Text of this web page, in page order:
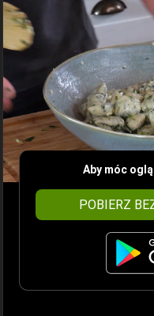
Aby móc
POBIERZ